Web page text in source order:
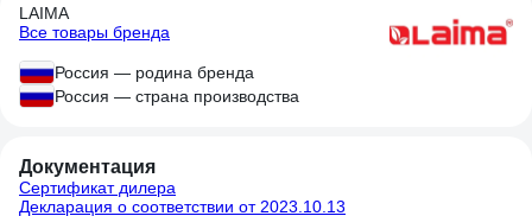
LAIMA
Все товары бренда
Россия — родина бренда
Россия — страна производства
Документация
Сертификат дилера
Декларация о соответствии от 2023.10.13